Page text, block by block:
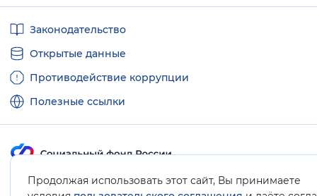
Продолжая использовать этот сайт, Вы принимаете
ссылкиЗаконодательство
Открытые данные
Противодействие коррупции
Полезные ссылки
Карта сайта